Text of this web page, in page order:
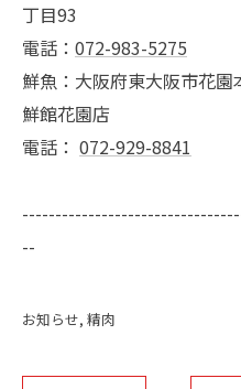
丁目93
電話： 072-983-5275
鮮魚：大阪府東大阪市花
鮮館花園店
電話： 072-929-8841
--
お知らせ 精肉